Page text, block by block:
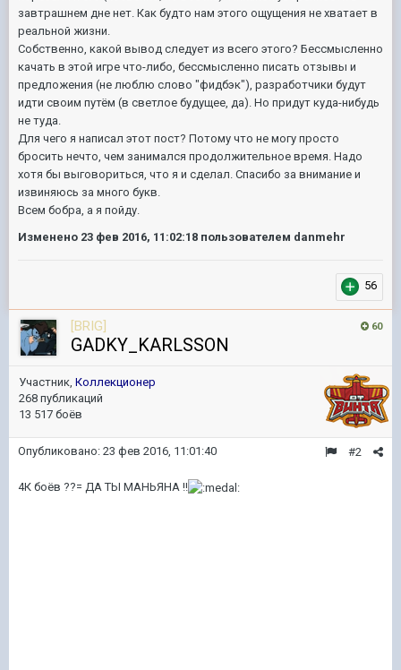
завтрашнем дне нет. Как будто нам этого ощущения не хватает в
реальной жизни.
Собственно, какой вывод следует из всего этого? Бессмысленно
качать в этой игре что-либо, бессмысленно писать отзывы и
предложения (не люблю слово "фидбэк"), разработчики будут
идти своим путём (в светлое будущее, да). Но придут куда-нибудь
не туда.
Для чего я написал этот пост? Потому что не могу просто
бросить нечто, чем занимался продолжительное время. Надо
хотя бы выговориться, что я и сделал. Спасибо за внимание и
извиняюсь за много букв.
Всем бобра, а я пойду.
Изменено 23 фев 2016, 11:02:18 пользователем danmehr
56
60
[BRIG]
GADKY_KARLSSON
Участник, Коллекционер
268 публикаций
13 517 боёв
#2
Опубликовано: 23 фев 2016, 11:01:40
4К боёв ??= ДА ТЫ МАНЬЯНА !!